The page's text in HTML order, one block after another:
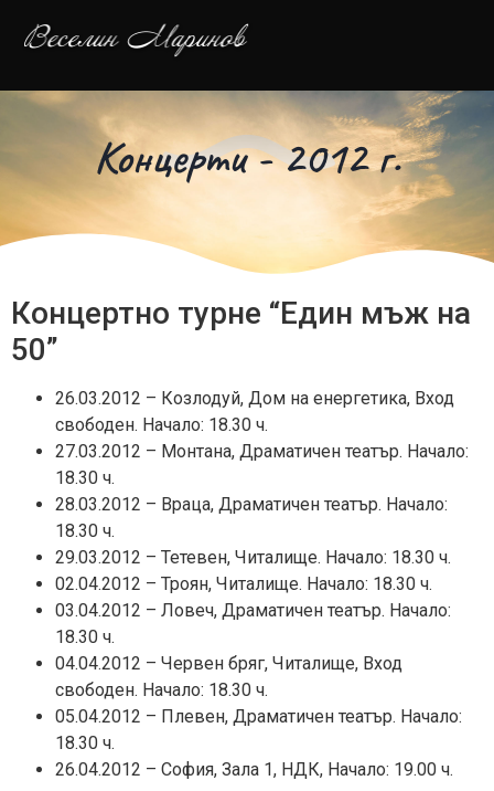
Концерти - 2012 г.
Концертно турне “Един мъж на
50”
26.03.2012 – Козлодуй, Дом на енергетика, Вход
свободен. Начало: 18.30 ч.
27.03.2012 – Монтана, Драматичен театър. Начало:
18.30 ч.
28.03.2012 – Враца, Драматичен театър. Начало:
18.30 ч.
29.03.2012 – Тетевен, Читалище. Начало: 18.30 ч.
02.04.2012 – Троян, Читалище. Начало: 18.30 ч.
03.04.2012 – Ловеч, Драматичен театър. Начало:
18.30 ч.
04.04.2012 – Червен бряг, Читалище, Вход
свободен. Начало: 18.30 ч.
05.04.2012 – Плевен, Драматичен театър. Начало:
18.30 ч.
26.04.2012 – София, Зала 1, НДК, Начало: 19.00 ч.